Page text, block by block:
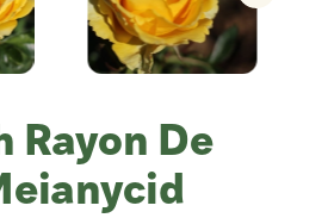
Rayon De